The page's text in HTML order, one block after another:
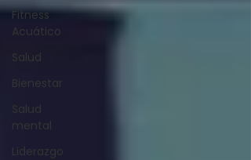
Fitness
Acuático
Salud
Bienestar
Salud
mental
Liderazgo